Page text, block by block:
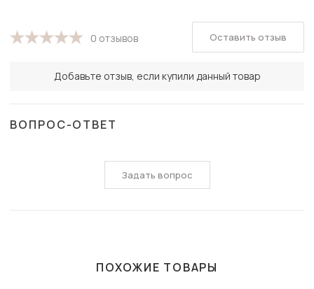
0 отзывов
Добавьте отзыв, если купили данный товар
Оставить отзыв
ВОПРОС-ОТВЕТ
Задать вопрос
ПОХОЖИЕ ТОВАРЫ